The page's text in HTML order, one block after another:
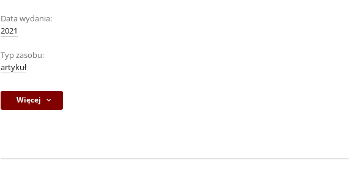
Data wydania:
2021
Typ zasobu:
artykuł
Więcej